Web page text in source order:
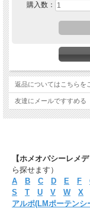
購入数：
返品についてはこちらを
友達にメールですすめる
【ホメオパシーレメ
ら探せます）
A
B C D E F
S
T U V W X
アルポ(LMポーテンシ